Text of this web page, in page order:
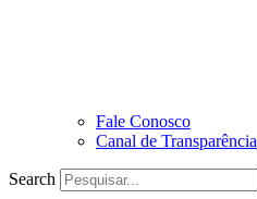
Fale Conosco
Canal de Transparência
Search